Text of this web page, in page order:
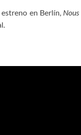
estreno en Berlín, Nous